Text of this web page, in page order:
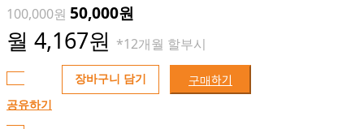
100,000원 50,000원
월 4,167원 *12개월 할부시
공유하기
장바구니 담기 구매하기